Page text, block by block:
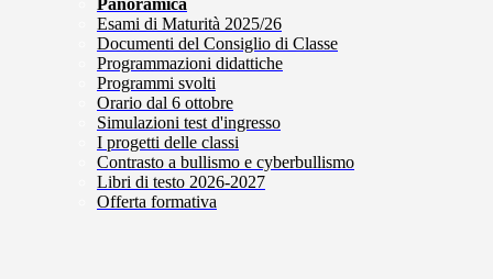
Panoramica
Esami di Maturità 2025/26
Documenti del Consiglio di Classe
Programmazioni didattiche
Programmi svolti
Orario dal 6 ottobre
Simulazioni test d'ingresso
I progetti delle classi
Contrasto a bullismo e cyberbullismo
Libri di testo 2026-2027
Offerta formativa